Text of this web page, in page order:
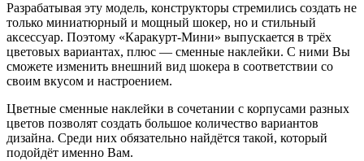
Разрабатывая эту модель, конструкторы стремились создать не
только миниатюрный и мощный шокер, но и стильный
аксессуар. Поэтому «Каракурт-Мини» выпускается в трёх
цветовых вариантах, плюс — сменные наклейки. С ними Вы
сможете изменить внешний вид шокера в соответствии со
своим вкусом и настроением.
Цветные сменные наклейки в сочетании с корпусами разных
цветов позволят создать большое количество вариантов
дизайна. Среди них обязательно найдётся такой, который
подойдёт именно Вам.